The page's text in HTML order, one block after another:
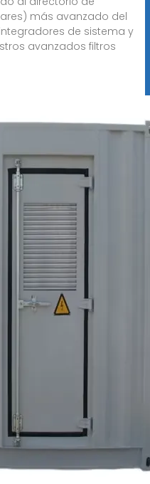
más avanzado del
de sistema y
avanzados filtros